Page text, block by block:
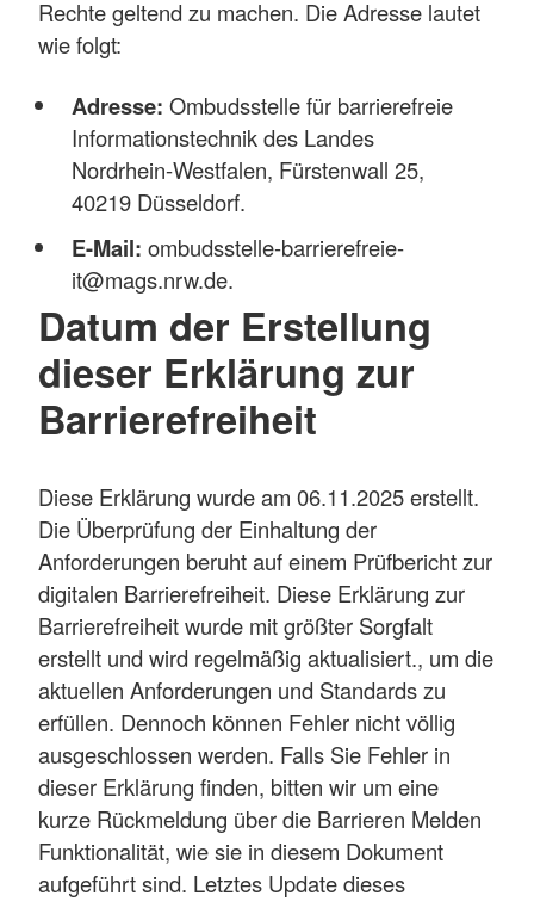
Rechte geltend zu machen. Die Adresse lautet
wie folgt:
Adresse: Ombudsstelle für barrierefreie
Informationstechnik des Landes
Nordrhein-Westfalen, Fürstenwall 25,
40219 Düsseldorf.
E-Mail: ombudsstelle-barrierefreie-
it@mags.nrw.de.
Datum der Erstellung
dieser Erklärung zur
Barrierefreiheit
Diese Erklärung wurde am 06.11.2025 erstellt.
Die Überprüfung der Einhaltung der
Anforderungen beruht auf einem Prüfbericht zur
digitalen Barrierefreiheit. Diese Erklärung zur
Barrierefreiheit wurde mit größter Sorgfalt
erstellt und wird regelmäßig aktualisiert., um die
aktuellen Anforderungen und Standards zu
erfüllen. Dennoch können Fehler nicht völlig
ausgeschlossen werden. Falls Sie Fehler in
dieser Erklärung finden, bitten wir um eine
kurze Rückmeldung über die Barrieren Melden
Funktionalität, wie sie in diesem Dokument
aufgeführt sind. Letztes Update dieses